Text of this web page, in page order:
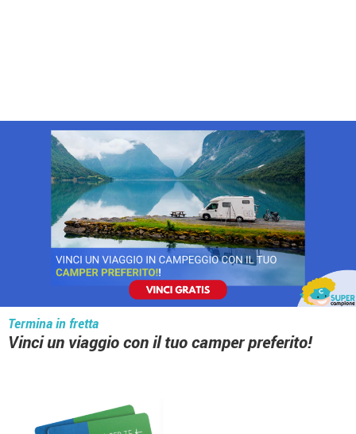
Termina in fretta
Vinci un viaggio con il tuo camper preferito!